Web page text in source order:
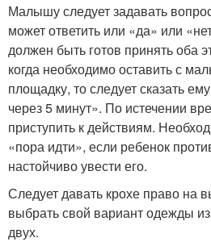
Малышу следует задавать
может ответить или «да» или
должен быть готов принять оба
когда необходимо оставить с
площадку, то следует сказать
через 5 минут». По истечении
приступить к действиям.
«пора идти», если ребенок
настойчиво увести его.
Следует давать крохе право на
выбрать свой вариант одежды
двух.